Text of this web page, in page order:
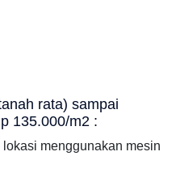
rata) sampai
135.000/m2 :
menggunakan mesin